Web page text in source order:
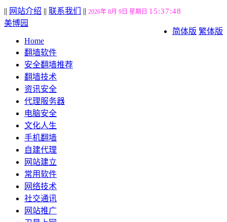
|| 网站介绍 || 联系我们 || 2026年 8月 9日 星期日 15:37:49
简体版 繁体版
美博园
Home
翻墙软件
安全翻墙推荐
翻墙技术
资讯安全
代理服务器
电脑安全
文化人生
手机翻墙
自建代理
网站建立
常用软件
网络技术
社交通讯
网站推广